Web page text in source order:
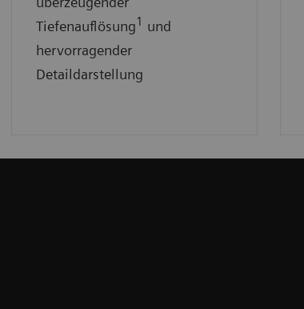
Tiefenauflösung1
und
hervorragender
Detaildarstellung